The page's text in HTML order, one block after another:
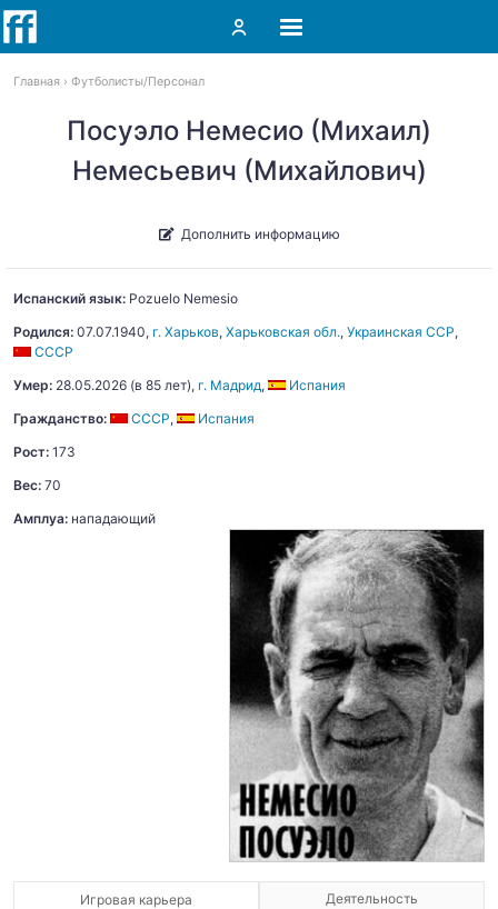
Главная Футболисты Персонал
Посуэло Немесио (Михаил)
Немесьевич (Михайлович)
Дополнить информацию
Испанский язык: Pozuelo Nemesio
Родился: 07.07.1940, г. Харьков, Харьковская обл., Украинская ССР,
СССР
Умер: 28.05.2026 (в 85 лет), г. Мадрид,
Испания
Гражданство:
СССР,
Испания
Рост: 173
Вес: 70
Амплуа: нападающий
Игровая карьера Деятельность